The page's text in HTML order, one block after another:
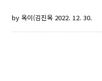
by 옥이(김진옥 2022. 12. 30.